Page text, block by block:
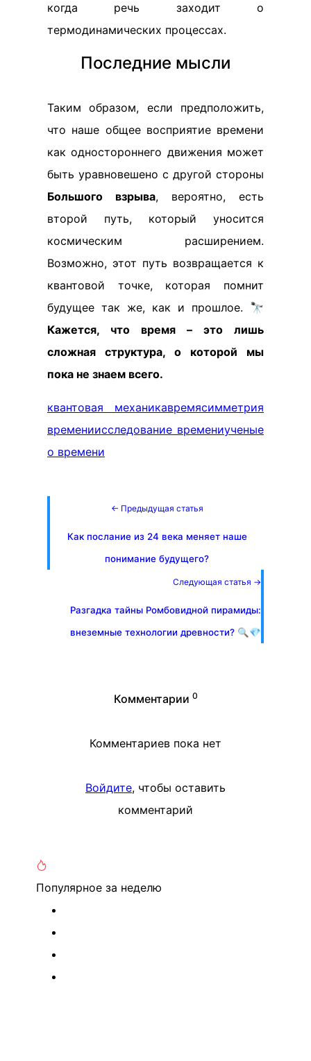
когда речь заходит о
термодинамических процессах.
Последние мысли
Таким образом, если предположить,
что наше общее восприятие времени
как одностороннего движения может
быть уравновешено с другой стороны
Большого взрыва, вероятно, есть
второй путь, который уносится
космическим расширением.
Возможно, этот путь возвращается к
квантовой точке, которая помнит
будущее так же, как и прошлое. 🔭
Кажется, что время – это лишь
сложная структура, о которой мы
пока не знаем всего.
квантовая механикавремясимметрия
времениисследование времениученые
о времени
← Предыдущая статья
Как послание из 24 века меняет наше
понимание будущего?
Следующая статья →
Разгадка тайны Ромбовидной пирамиды:
внеземные технологии древности? 🔍💎
Комментарии 0
Комментариев пока нет
Войдите, чтобы оставить
комментарий
Популярное за неделю